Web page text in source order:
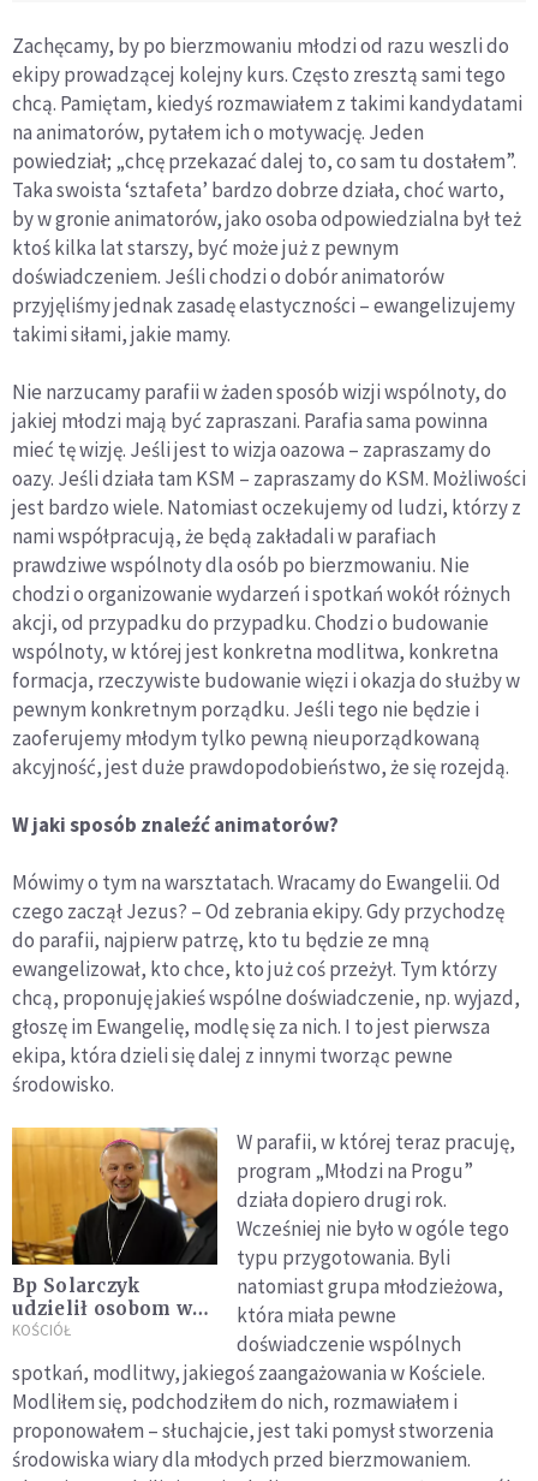
Zachęcamy, by po bierzmowaniu młodzi od razu weszli do
ekipy prowadzącej kolejny kurs. Często zresztą sami tego
chcą. Pamiętam, kiedyś rozmawiałem z takimi kandydatami
na animatorów, pytałem ich o motywację. Jeden
powiedział; „chcę przekazać dalej to, co sam tu dostałem”.
Taka swoista ‘sztafeta’ bardzo dobrze działa, choć warto,
by w gronie animatorów, jako osoba odpowiedzialna był też
ktoś kilka lat starszy, być może już z pewnym
doświadczeniem. Jeśli chodzi o dobór animatorów
przyjęliśmy jednak zasadę elastyczności – ewangelizujemy
takimi siłami, jakie mamy.
Nie narzucamy parafii w żaden sposób wizji wspólnoty, do
jakiej młodzi mają być zapraszani. Parafia sama powinna
mieć tę wizję. Jeśli jest to wizja oazowa – zapraszamy do
oazy. Jeśli działa tam KSM – zapraszamy do KSM. Możliwości
jest bardzo wiele. Natomiast oczekujemy od ludzi, którzy z
nami współpracują, że będą zakładali w parafiach
prawdziwe wspólnoty dla osób po bierzmowaniu. Nie
chodzi o organizowanie wydarzeń i spotkań wokół różnych
akcji, od przypadku do przypadku. Chodzi o budowanie
wspólnoty, w której jest konkretna modlitwa, konkretna
formacja, rzeczywiste budowanie więzi i okazja do służby w
pewnym konkretnym porządku. Jeśli tego nie będzie i
zaoferujemy młodym tylko pewną nieuporządkowaną
akcyjność, jest duże prawdopodobieństwo, że się rozejdą.
W jaki sposób znaleźć animatorów?
Mówimy o tym na warsztatach. Wracamy do Ewangelii. Od
czego zaczął Jezus? – Od zebrania ekipy. Gdy przychodzę
do parafii, najpierw patrzę, kto tu będzie ze mną
ewangelizował, kto chce, kto już coś przeżył. Tym którzy
chcą, proponuję jakieś wspólne doświadczenie, np. wyjazd,
głoszę im Ewangelię, modlę się za nich. I to jest pierwsza
ekipa, która dzieli się dalej z innymi tworząc pewne
środowisko.
Bp Solarczyk
udzielił osobom w
kryzysie
sakramentu
bierzmowania
KOŚCIÓŁ
W parafii, w której teraz pracuję,
program „Młodzi na Progu”
działa dopiero drugi rok.
Wcześniej nie było w ogóle tego
typu przygotowania. Byli
natomiast grupa młodzieżowa,
która miała pewne
doświadczenie wspólnych
spotkań, modlitwy, jakiegoś zaangażowania w Kościele.
Modliłem się, podchodziłem do nich, rozmawiałem i
proponowałem – słuchajcie, jest taki pomysł stworzenia
środowiska wiary dla młodych przed bierzmowaniem.